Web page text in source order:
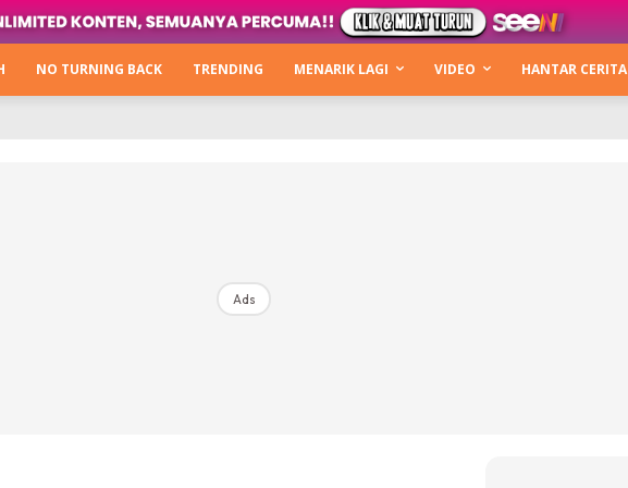
Hijabista
Next Level
NO TURNING BACK TRENDING MENARIK LAGI VIDEO HANTAR CERITA
Ads